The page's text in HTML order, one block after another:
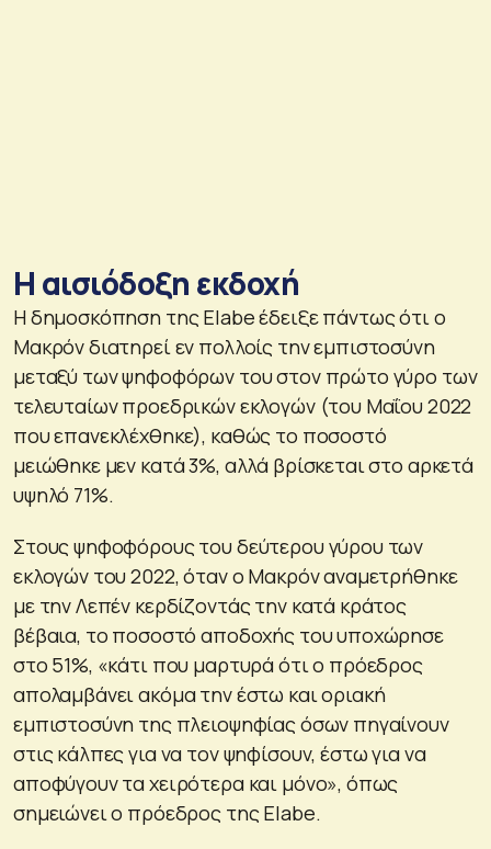
Η αισιόδοξη εκδοχή
Η δημοσκόπηση της Elabe έδειξε πάντως ότι ο
Μακρόν διατηρεί εν πολλοίς την εμπιστοσύνη
μεταξύ των ψηφοφόρων του στον πρώτο γύρο των
τελευταίων προεδρικών εκλογών (του Μαΐου 2022
που επανεκλέχθηκε), καθώς το ποσοστό
μειώθηκε μεν κατά 3%, αλλά βρίσκεται στο αρκετά
υψηλό 71%.
Στους ψηφοφόρους του δεύτερου γύρου των
εκλογών του 2022, όταν ο Μακρόν αναμετρήθηκε
με την Λεπέν κερδίζοντάς την κατά κράτος
βέβαια, το ποσοστό αποδοχής του υποχώρησε
στο 51%, «κάτι που μαρτυρά ότι ο πρόεδρος
απολαμβάνει ακόμα την έστω και οριακή
εμπιστοσύνη της πλειοψηφίας όσων πηγαίνουν
στις κάλπες για να τον ψηφίσουν, έστω για να
αποφύγουν τα χειρότερα και μόνο», όπως
σημειώνει ο πρόεδρος της Elabe.